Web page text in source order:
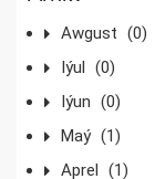
Awgust (0)
Iýul (0)
Iýun (0)
Maý (1)
Aprel (1)